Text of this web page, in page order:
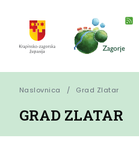
Naslovnica Grad Zlatar
GRAD ZLATAR